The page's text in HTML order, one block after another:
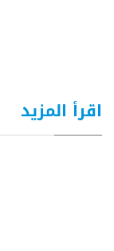
اقرأ المزيد